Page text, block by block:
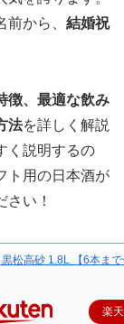
から、 結婚祝
徴、最適な飲み
法を詳しく解説
く説明するの
ト用の日本酒が
い！
松高砂 1.8L 【6本まで
楽